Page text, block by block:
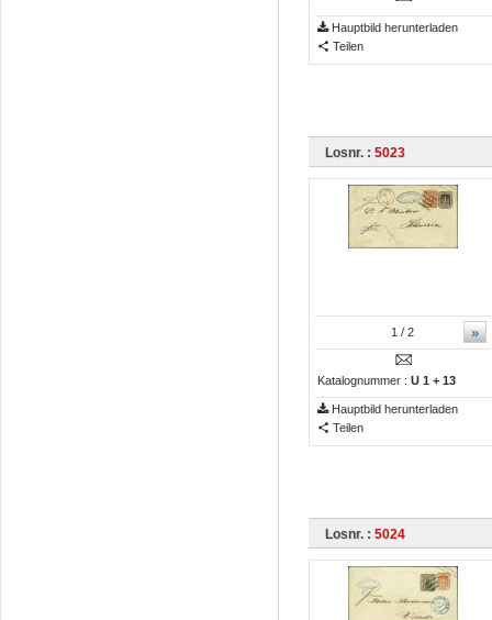
Hauptbild herunterladen
Teilen
Losnr. : 5023
»
1 / 2
Katalognummer : U 1 + 13
Hauptbild herunterladen
Teilen
Losnr. : 5024